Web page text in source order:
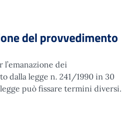
del provvedimento
dei
dalla legge n. 241/1990 in 30
può fissare termini diversi.